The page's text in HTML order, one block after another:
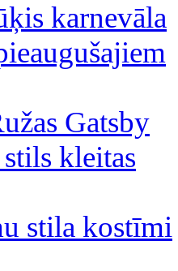
karnevāla
Gatsby
kleitas
stila kostīmi